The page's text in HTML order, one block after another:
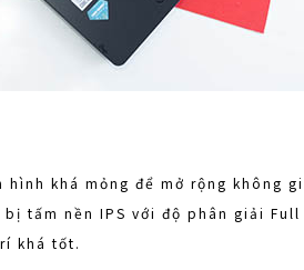
hình khá mỏng để mở rộng không
tấm nền IPS với độ phân giải
khá tốt.